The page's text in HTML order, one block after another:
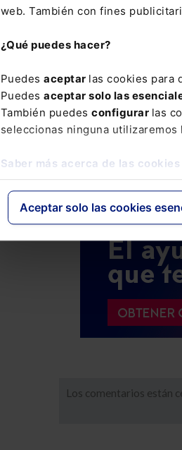
web. También con fines
¿Qué puedes hacer?
Puedes aceptar las cookies para
Puedes aceptar solo las
También puedes configurar las
seleccionas ninguna utilizaremos
Saber más acerca de las cookies
Aceptar solo las cookies
Quedarán exentas
Comisión de
En el caso de que se
préstamo, se
del préstamo. En
anticipado,
segundo tramo de
Los comentarios están